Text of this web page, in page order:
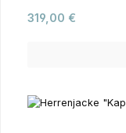
Regulärer Preis:
319,00 €